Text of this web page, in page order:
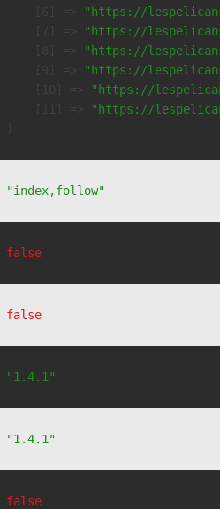
"https://
"https://
"https://
"https://
"https://
"https://
"index,follow"
false
false
"1.4.1"
"1.4.1"
false